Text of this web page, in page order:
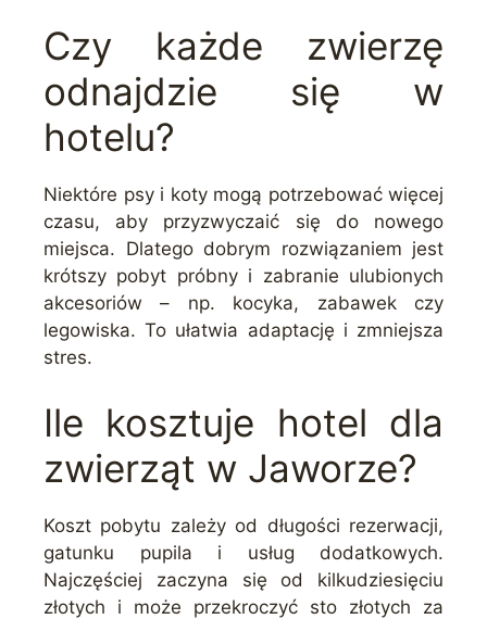
Czy każde zwierzę
odnajdzie się w
hotelu?
Niektóre psy i koty mogą potrzebować więcej
czasu, aby przyzwyczaić się do nowego
miejsca. Dlatego dobrym rozwiązaniem jest
krótszy pobyt próbny i zabranie ulubionych
akcesoriów – np. kocyka, zabawek czy
legowiska. To ułatwia adaptację i zmniejsza
stres.
Ile kosztuje hotel dla
zwierząt w Jaworze?
Koszt pobytu zależy od długości rezerwacji,
gatunku pupila i usług dodatkowych.
Najczęściej zaczyna się od kilkudziesięciu
złotych i może przekroczyć sto złotych za